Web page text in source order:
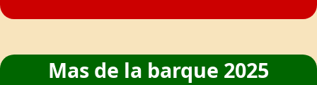
Mas de la barque 2025